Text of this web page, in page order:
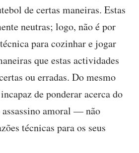
de certas maneiras. Estas
neutras; logo, não é por
para cozinhar e jogar
que estas actividades
ou erradas. Do mesmo
de ponderar acerca do
amoral — não
técnicas para os seus